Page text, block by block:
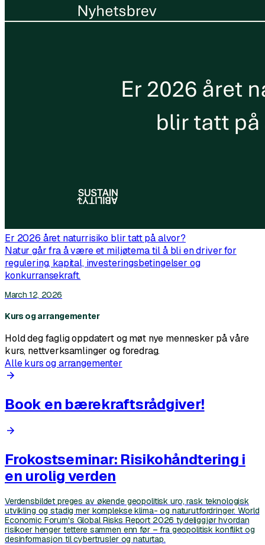
Er 2026 året naturrisiko blir tatt på alvor?
Natur går fra å være et miljøtema til å bli en driver for
regulering, kapital, investeringsbetingelser og
konkurransekraft.
March 12, 2026
Kurs og arrangementer
Hold deg faglig oppdatert og møt nye mennesker på våre
kurs, nettverksamlinger og foredrag.
Alle kurs og arrangementer
Book en bærekraftsrådgiver!
Frokostseminar: Risikohåndtering i
en urolig verden
Verdensbildet preges av økende geopolitisk uro, rask teknologisk
utvikling og stadig mer komplekse klima- og naturutfordringer. World
Economic Forum's Global Risks Report 2026 tydeliggjør hvordan
risikoer henger tettere sammen enn før – fra geopolitisk konflikt og
desinformasjon til cybertrusler og naturtap.